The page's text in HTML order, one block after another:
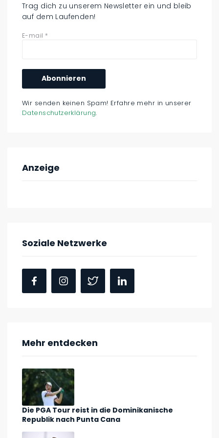
Trag dich zu unserem Newsletter ein und bleib
auf dem Laufenden!
E-mail *
Wir senden keinen Spam! Erfahre mehr in unserer
Datenschutzerklärung.
Anzeige
Soziale Netzwerke
Mehr entdecken
Die PGA Tour reist in die Dominikanische
Republik nach Punta Cana